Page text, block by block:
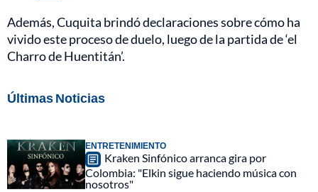
Además, Cuquita brindó declaraciones sobre cómo ha
vivido este proceso de duelo, luego de la partida de ‘el
Charro de Huentitán’.
Últimas Noticias
ENTRETENIMIENTO
Kraken Sinfónico arranca gira por
Colombia: "Elkin sigue haciendo música con
nosotros"